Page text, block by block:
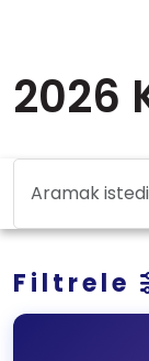
2026
Filtrele